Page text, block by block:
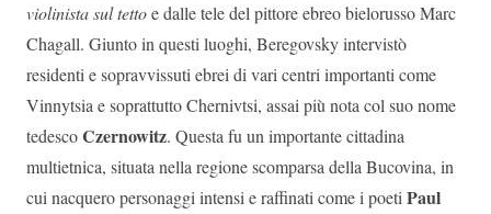
violinista sul tettoe dalle tele del pittore ebreo bielorusso Marc
Chagall. Giunto in questi luoghi, Beregovsky intervistò
residenti e sopravvissuti ebrei di vari centri importanti come
Vinnytsia e soprattutto Chernivtsi, assai più nota col suo nome
tedescoCzernowitz. Questa fu un importante cittadina
multietnica, situata nella regione scomparsa della Bucovina, in
cui nacquero personaggi intensi e raffinati come i poeti Paul